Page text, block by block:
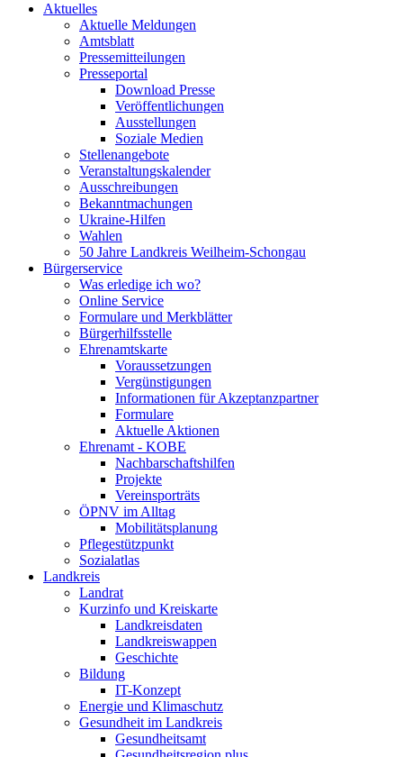
Aktuelles
Aktuelle Meldungen
Amtsblatt
Pressemitteilungen
Presseportal
Download Presse
Veröffentlichungen
Ausstellungen
Soziale Medien
Stellenangebote
Veranstaltungskalender
Ausschreibungen
Bekanntmachungen
Ukraine-Hilfen
Wahlen
50 Jahre Landkreis Weilheim-Schongau
Bürgerservice
Was erledige ich wo?
Online Service
Formulare und Merkblätter
Bürgerhilfsstelle
Ehrenamtskarte
Voraussetzungen
Vergünstigungen
Informationen für Akzeptanzpartner
Formulare
Aktuelle Aktionen
Ehrenamt - KOBE
Nachbarschaftshilfen
Projekte
Vereinsporträts
ÖPNV im Alltag
Mobilitätsplanung
Pflegestützpunkt
Sozialatlas
Landkreis
Landrat
Kurzinfo und Kreiskarte
Landkreisdaten
Landkreiswappen
Geschichte
Bildung
IT-Konzept
Energie und Klimaschutz
Gesundheit im Landkreis
Gesundheitsamt